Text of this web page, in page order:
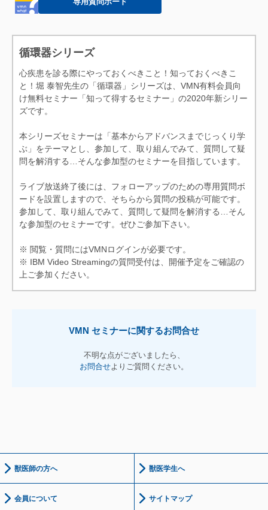
・漏出液や変性漏出液の場合
・心原性腹水の臨床兆候
・X線検査所見
・心エコー図検査所見
・右心不全における心エコー
図検査所見
・心臓バイオマーカー
・心原性腹水の特徴
・Case 4 (治療)
・MVDに続発するPHの発生
循環器シリーズ
心疾患を診る際にやっておくべきこと！知っておくべきこ
と！堀 泰智先生の「循環器」シリーズは、VMN有料会員向
け無料セミナー「知って得するセミナー」の2020年新シリー
ズです。
本シリーズセミナーは「基本からアドバンスまでじっくり学
ぶ」をテーマとし、参加して、取り組んでみて、質問して疑
問を解消する…そんな参加型のセミナーを目指しています。
ライブ放送終了後には、フォローアップのための専用質問ボ
ードを設置しますので、そちらから質問の投稿が可能です。
参加して、取り組んでみて、質問して疑問を解消する…そん
な参加型のセミナーです。ぜひご参加下さい。
※ 閲覧・質問にはVMNログインが必要です。
※ IBM Video Streamingの質問受付は、開催予定をご確認の
上ご参加ください。
VMN セミナーに関するお問合せ
不明な点がございましたら、
お問合せよりご質問ください。
獣医師の方へ 獣医学生へ
会員について サイトマップ